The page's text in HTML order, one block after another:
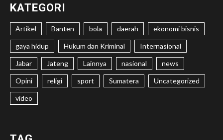
KATEGORI
Artikel Banten bola daerah ekonomi bisnis
gaya hidup Hukum dan Kriminal Internasional
Jabar Jateng Lainnya nasional news
Opini religi sport Sumatera Uncategorized
video